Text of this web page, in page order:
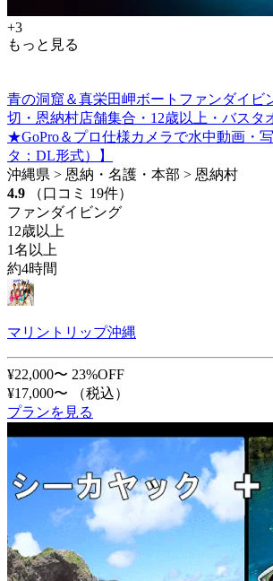
+3
もっと見る
青の洞窟＆真栄田岬ボートファンダイビ
切・恩納村店舗集合・12歳以上・バスタ
★GoPro＆プロ仕様カメラで水中動画・
タ：DL形式）】
沖縄県 > 恩納・名護・本部 > 恩納村
4.9
（口コミ 19件）
ファンダイビング
12歳以上
1名以上
約4時間
マリントリップ沖縄
¥22,000〜 23%OFF
¥17,000〜
（税込）
プランを見る